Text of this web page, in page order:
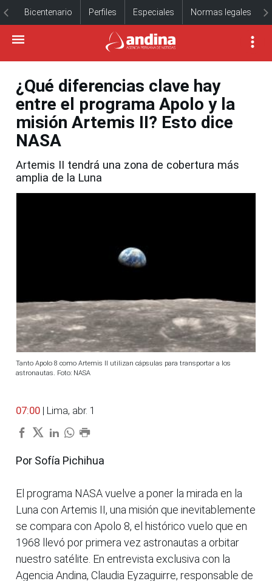
Bicentenario Perfiles Especiales Normas legales
¿Qué diferencias clave hay
entre el programa Apolo y la
misión Artemis II? Esto dice
NASA
Artemis II tendrá una zona de cobertura más
amplia de la Luna
Tanto Apolo 8 como Artemis II utilizan cápsulas para transportar a los
astronautas. Foto: NASA
07:00 | Lima, abr. 1
Por Sofía Pichihua
El programa NASA vuelve a poner la mirada en la
Luna con Artemis II, una misión que inevitablemente
se compara con Apolo 8, el histórico vuelo que en
1968 llevó por primera vez astronautas a orbitar
nuestro satélite. En entrevista exclusiva con la
Agencia Andina, Claudia Eyzaguirre, responsable de